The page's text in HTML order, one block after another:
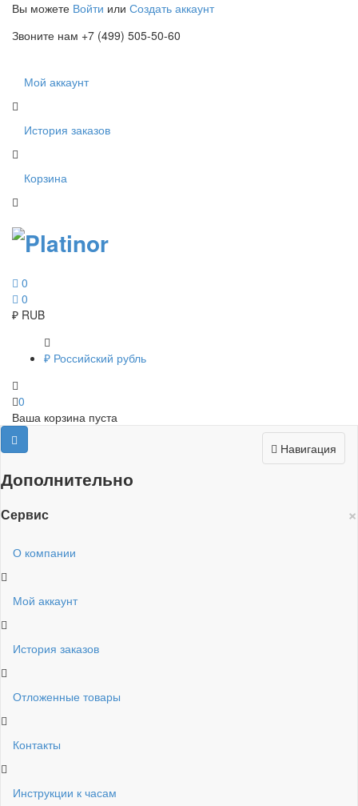
Вы можете Войти или Создать аккаунт
Звоните нам +7 (499) 505-50-60
Мой аккаунт
История заказов
Корзина
0
0
₽ RUB
₽ Российский рубль
0
Ваша корзина пуста
Навигация
Дополнительно
×
Сервис
О компании
Мой аккаунт
История заказов
Отложенные товары
Контакты
Инструкции к часам